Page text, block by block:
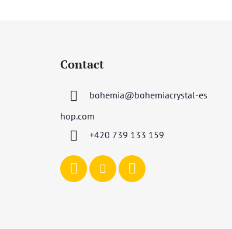
Contact
bohemia@bohemiacrystal-es
hop.com
+420 739 133 159